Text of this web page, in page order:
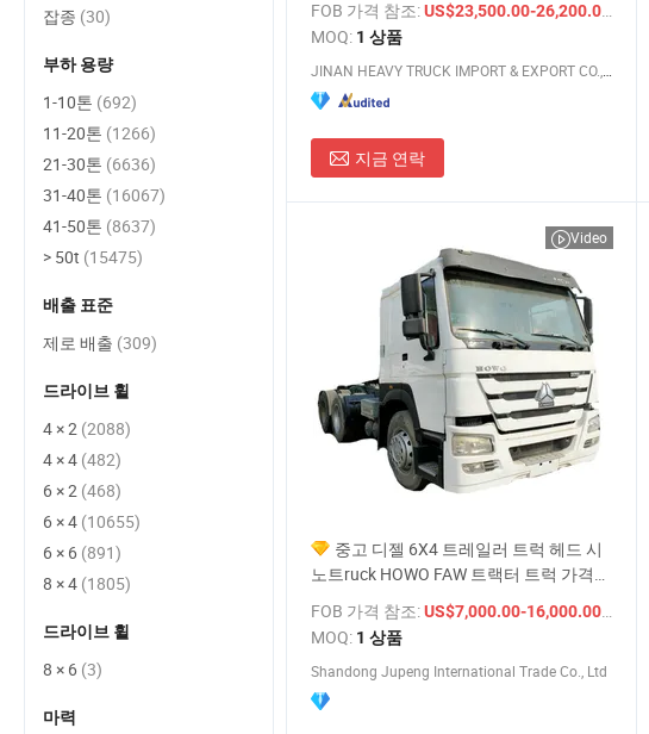
트럭 HOWO 트럭 가격
FOB 가격 참조:US$23,500.00-26,200.00 / 상품
MOQ: 1 상품
지금 연락
Video
중고 디젤 6X4 트레일러 트럭 헤드 시
노트ruck HOWO FAW 트랙터 트럭 가격
파키스탄 중고 덤프 판매 저렴한 가격 트
랙터 트레일러 헤드
FOB 가격 참조:US$7,000.00-16,000.00/ 상품
MOQ: 1 상품
Shandong Jupeng International Trade Co., Ltd
잡종 (30)
부하 용량
1-10톤 (692)
11-20톤 (1266)
21-30톤 (6636)
31-40톤 (16067)
41-50톤 (8637)
> 50t (15475)
배출 표준
제로 배출 (309)
드라이브 휠
4 × 2 (2088)
4 × 4 (482)
6 × 2 (468)
6 × 4 (10655)
6 × 6 (891)
8 × 4 (1805)
드라이브 휠
8 × 6 (3)
마력